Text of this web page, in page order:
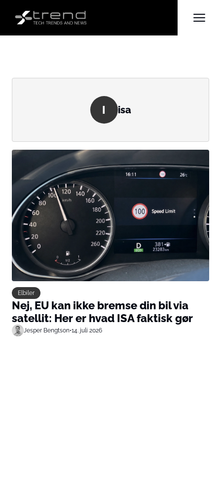
I isa
Elbiler
Nej, EU kan ikke bremse din bil via
satellit: Her er hvad ISA faktisk gør
Jesper Bengtson•14. juli 2026